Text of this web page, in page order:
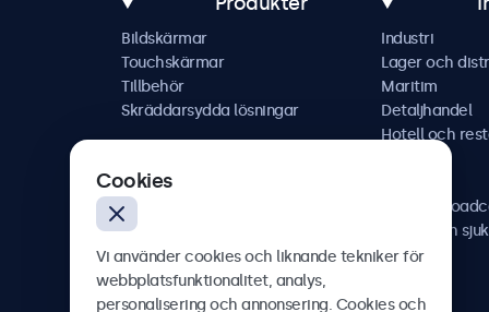
Bildskärmar
Touchskärmar
Tillbehör
Skräddarsydda lösningar
Industri
Lager och
Maritim
Detaljhandel
Hotell och
AV och
Hälso- och
Cookies
Vi använder cookies och liknande tekniker för
webbplatsfunktionalitet, analys,
personalisering och annonsering. Cookies och